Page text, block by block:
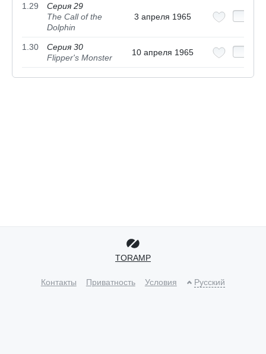
1.29
Серия 29
The Call of the
Dolphin
3 апреля 1965
1.30
Серия 30
Flipper's Monster
10 апреля 1965
TORAMP
Контакты Приватность Условия Русский